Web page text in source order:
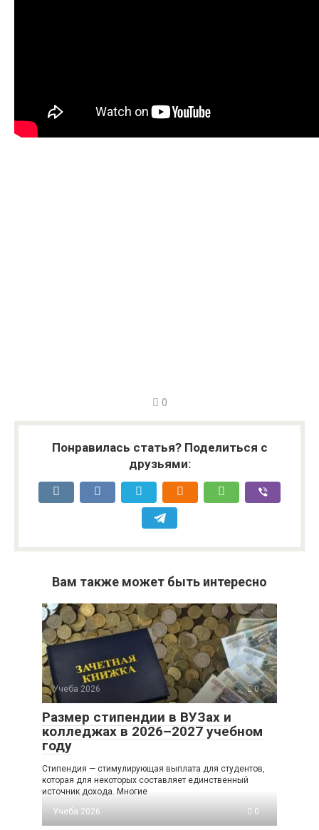
0
Понравилась статья? Поделиться с
друзьями:
Вам также может быть интересно
Учеба 2026 0
Размер стипендии в ВУЗах и
колледжах в 2026–2027 учебном
году
Стипендия — стимулирующая выплата для студентов,
которая для некоторых составляет единственный
источник дохода. Многие
Учеба 2026
0